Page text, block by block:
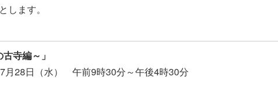
ます。
寺編～」
月28日（水） 午前9時30分～午後4時30分